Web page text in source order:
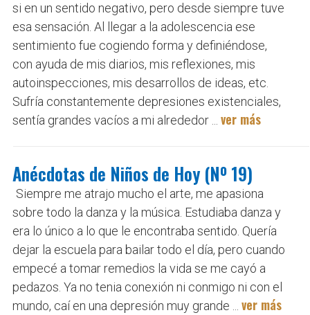
si en un sentido negativo, pero desde siempre tuve
esa sensación. Al llegar a la adolescencia ese
sentimiento fue cogiendo forma y definiéndose,
con ayuda de mis diarios, mis reflexiones, mis
autoinspecciones, mis desarrollos de ideas, etc.
Sufría constantemente depresiones existenciales,
sentía grandes vacíos a mi alrededor ... ver más
Anécdotas de Niños de Hoy (Nº 19)
Siempre me atrajo mucho el arte, me apasiona
sobre todo la danza y la música. Estudiaba danza y
era lo único a lo que le encontraba sentido. Quería
dejar la escuela para bailar todo el día, pero cuando
empecé a tomar remedios la vida se me cayó a
pedazos. Ya no tenia conexión ni conmigo ni con el
mundo, caí en una depresión muy grande ... ver más